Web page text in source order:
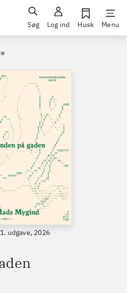
Søg Log ind Husk Menu
udgave, 2026